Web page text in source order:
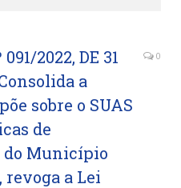
2022, DE 31
a
sobre o SUAS
de
do Município
revoga a Lei
0